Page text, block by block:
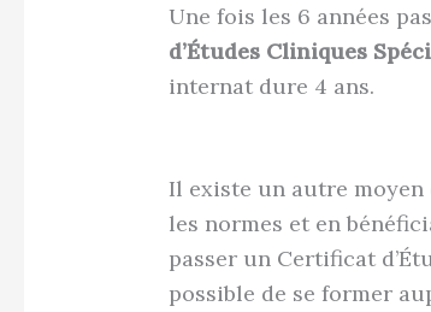
Une fois les 6 années
d’Études Cliniques
internat dure 4 ans.
Il existe un autre
les normes et en
passer un Certificat
possible de se former